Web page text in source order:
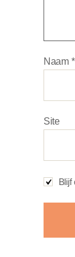
Naam *
Site
Blijf